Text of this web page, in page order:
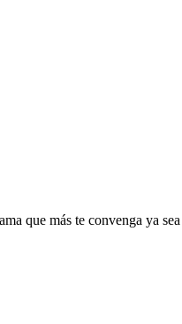
que más te convenga ya